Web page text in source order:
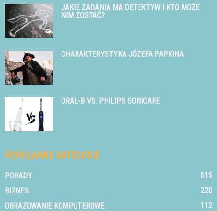
JAKIE ZADANIA MA DETEKTYW I KTO MOŻE
NIM ZOSTAĆ?
CHARAKTERYSTYKA JÓZEFA PAPKINA
ORAL-B VS. PHILIPS SONICARE
POPULARNE KATEGORIE
PORADY
615
BIZNES
220
OBRAZOWANIE KOMPUTEROWE
112